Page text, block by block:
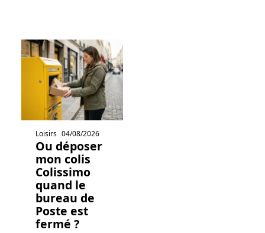
Loisirs 04/08/2026
Ou déposer
mon colis
Colissimo
quand le
bureau de
Poste est
fermé ?